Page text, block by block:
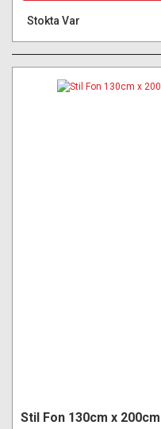
Stokta Var
Stil Fon 130cm x